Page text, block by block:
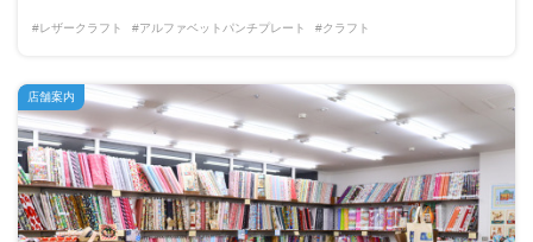
#レザークラフト #アルファベットパンチプレート #クラフト
店舗案内